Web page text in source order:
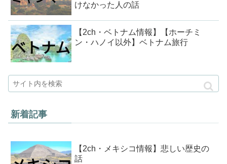
けなかった人の話
【2ch・ベトナム情報】【ホーチミ
ン・ハノイ以外】ベトナム旅行
新着記事
【2ch・メキシコ情報】悲しい歴史の
話